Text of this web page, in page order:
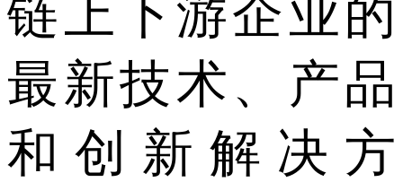
链上下游企业的
最新技术、产品
和创新解决方